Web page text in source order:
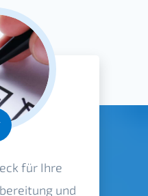
für Ihre
und